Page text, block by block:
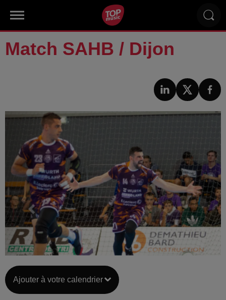
Match SAHB / Dijon
Ajouter à votre calendrier